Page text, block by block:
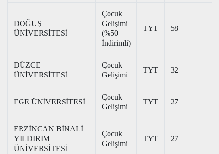
DOĞUŞ
ÜNİVERSİTESİ
Çocuk
Gelişimi
(%50
İndirimli)
TYT 58
DÜZCE
ÜNİVERSİTESİ
Çocuk
Gelişimi
TYT 32
EGE ÜNİVERSİTESİ
Çocuk
Gelişimi
TYT 27
ERZİNCAN BİNALİ
YILDIRIM
ÜNİVERSİTESİ
Çocuk
Gelişimi
TYT 27